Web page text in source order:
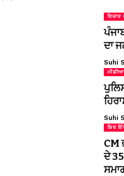
ਵਿਚਾਰ
ਦਾ
Suhi
ਮੀਡੀਆ
Suhi
ਸ਼ਿਵ
CM
ਦੇ